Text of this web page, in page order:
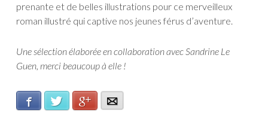
prenante et de belles illustrations pour ce merveilleux
roman illustré qui captive nos jeunes férus d’aventure.
Une sélection élaborée en collaboration avec Sandrine Le
Guen, merci beaucoup à elle !
FacebookTwitterGoogle+E-mail